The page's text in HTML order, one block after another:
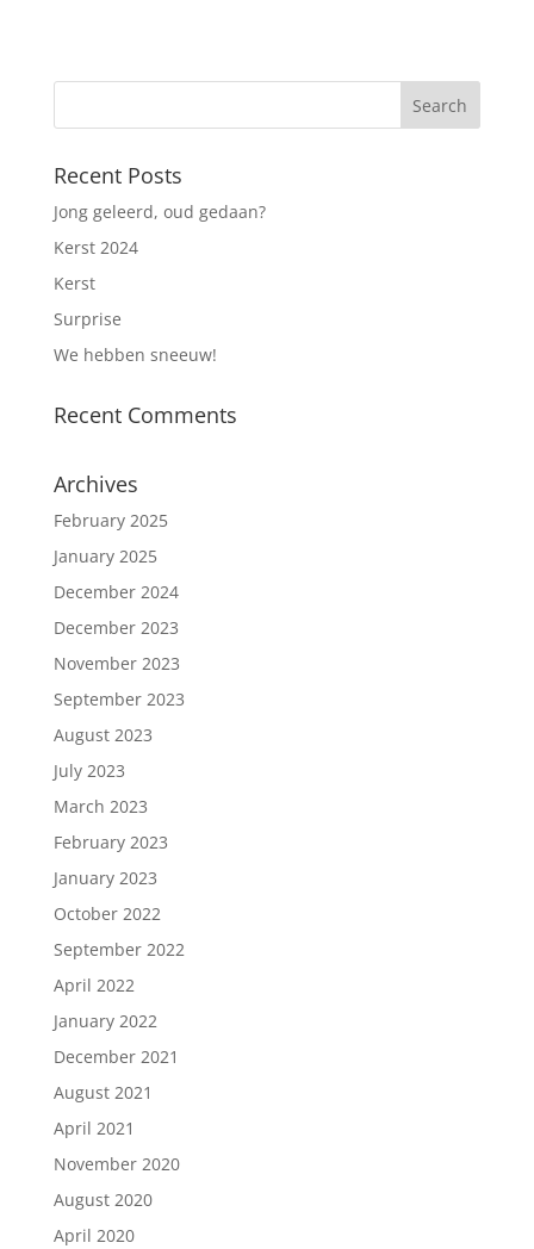
Recent Posts
Jong geleerd, oud gedaan?
Kerst 2024
Kerst
Surprise
We hebben sneeuw!
Recent Comments
Archives
February 2025
January 2025
December 2024
December 2023
November 2023
September 2023
August 2023
July 2023
March 2023
February 2023
January 2023
October 2022
September 2022
April 2022
January 2022
December 2021
August 2021
April 2021
November 2020
August 2020
April 2020